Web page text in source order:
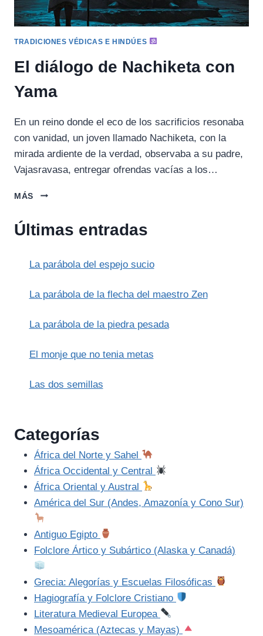
TRADICIONES VÉDICAS E HINDÚES
El diálogo de Nachiketa con
Yama
En un reino donde el eco de los sacrificios resonaba
con vanidad, un joven llamado Nachiketa, con la
mirada ardiente de la verdad, observaba a su padre,
Vajasravasa, entregar ofrendas vacías a los…
MÁS
EL
NACHIKETA
Últimas entradas
La parábola del espejo sucio
La parábola de la flecha del maestro Zen
La parábola de la piedra pesada
El monje que no tenia metas
Las dos semillas
Categorías
África del Norte y Sahel
África Occidental y Central
África Oriental y Austral
América del Sur (Andes, Amazonía y Cono Sur)
Antiguo Egipto
Folclore Ártico y Subártico (Alaska y Canadá)
Grecia: Alegorías y Escuelas Filosóficas
Hagiografía y Folclore Cristiano
Literatura Medieval Europea
Mesoamérica (Aztecas y Mayas)